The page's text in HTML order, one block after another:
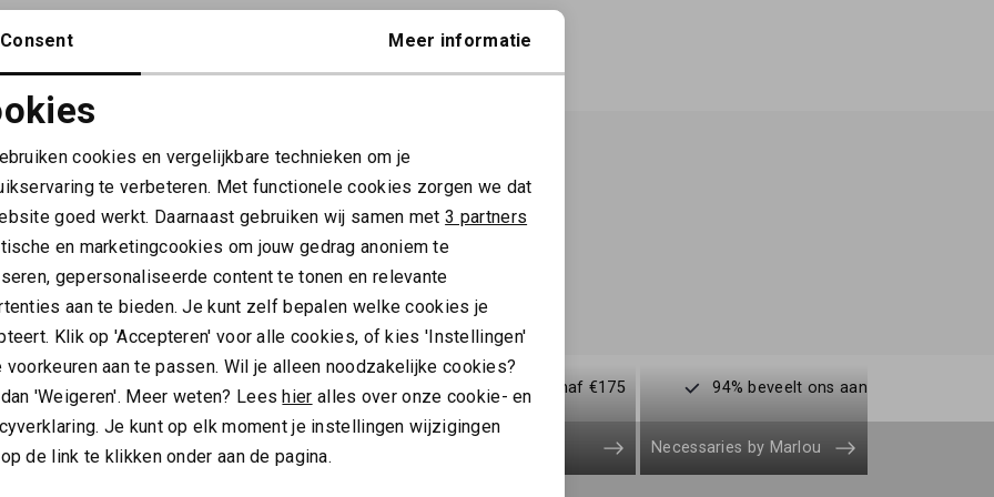
ALTIJD ALS EERSTE OP DE HOOGTE ZIJN?
Schrijf je in en ontvang 10% korting op je 1e bestelling
AANMELDEN
Hoe we met je data omgaan? Bekijk dit in onze
privacyverklaring.
Meld je aan voor de nieuwsbrief Gratis verzenden vanaf €175 94% beveelt ons aan
Necessaries by Marlou
cookies
cookies Marketing cookies
Consent Meer informatie
cookies en vergelijkbare technieken om je
te verbeteren. Met functionele cookies zorgen we dat
goed werkt. Daarnaast gebruiken wij samen met3 partners
en marketingcookies om jouw gedrag anoniem te
gepersonaliseerde content te tonen en relevante
aan te bieden. Je kunt zelf bepalen welke cookies je
Klik op 'Accepteren' voor alle cookies, of kies 'Instellingen'
voorkeuren aan te passen. Wil je alleen noodzakelijke cookies?
'Weigeren'. Meer weten? Leeshier alles over onze cookie- en
Je kunt op elk moment je instellingen wijzigingen
de link te klikken onder aan de pagina.